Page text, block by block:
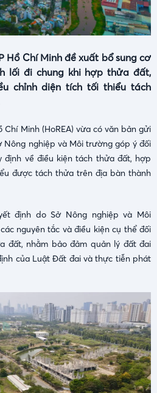
Hồ Chí Minh đề xuất bổ sung cơ
lối đi chung khi hợp thửa đất,
chỉnh diện tích tối thiểu tách
Chí Minh (HoREA) vừa có văn bản gửi
Nông nghiệp và Môi trường góp ý đối
về điều kiện tách thửa đất, hợp
được tách thửa trên địa bàn thành
định do Sở Nông nghiệp và Môi
nguyên tắc và điều kiện cụ thể đối
đất, nhằm bảo đảm quản lý đất đai
của Luật Đất đai và thực tiễn phát